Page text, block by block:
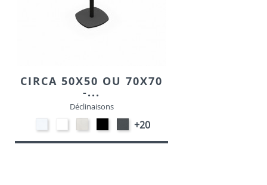
CIRCA 50X50 OU 70X70
-...
Déclinaisons
HP90
-
BLANCHP93
-
-
NOIR
EP72
-
GRAPHITE
+20